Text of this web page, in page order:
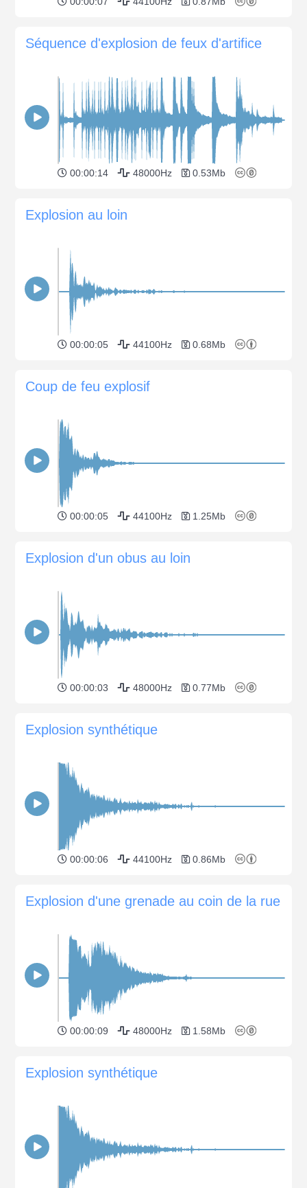
Séquence d'explosion de feux d'artifice
00:00:14 48000Hz 0.53Mb
Explosion au loin
00:00:05 44100Hz 0.68Mb
Coup de feu explosif
00:00:05 44100Hz 1.25Mb
Explosion d'un obus au loin
00:00:03 48000Hz 0.77Mb
Explosion synthétique
00:00:06 44100Hz 0.86Mb
Explosion d'une grenade au coin de la rue
00:00:09 48000Hz 1.58Mb
Explosion synthétique